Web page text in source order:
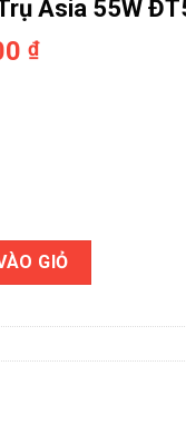
Asia 55W
₫
GIỎ